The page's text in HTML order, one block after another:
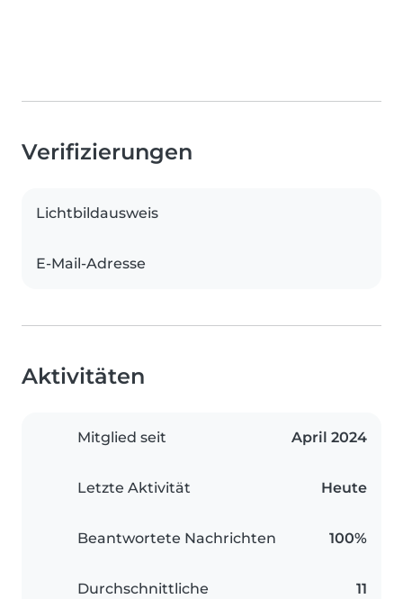
Verifizierungen
Lichtbildausweis
E-Mail-Adresse
Aktivitäten
Mitglied seit April 2024
Letzte Aktivität Heute
Beantwortete Nachrichten 100%
Durchschnittliche
11